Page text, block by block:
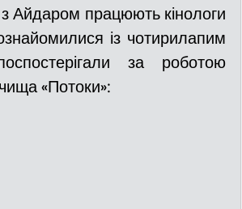
Ситуаційний центр
пожежна дружина
з Айдаром працюють кінологи
із чотирилапим
за роботою
«Потоки»: